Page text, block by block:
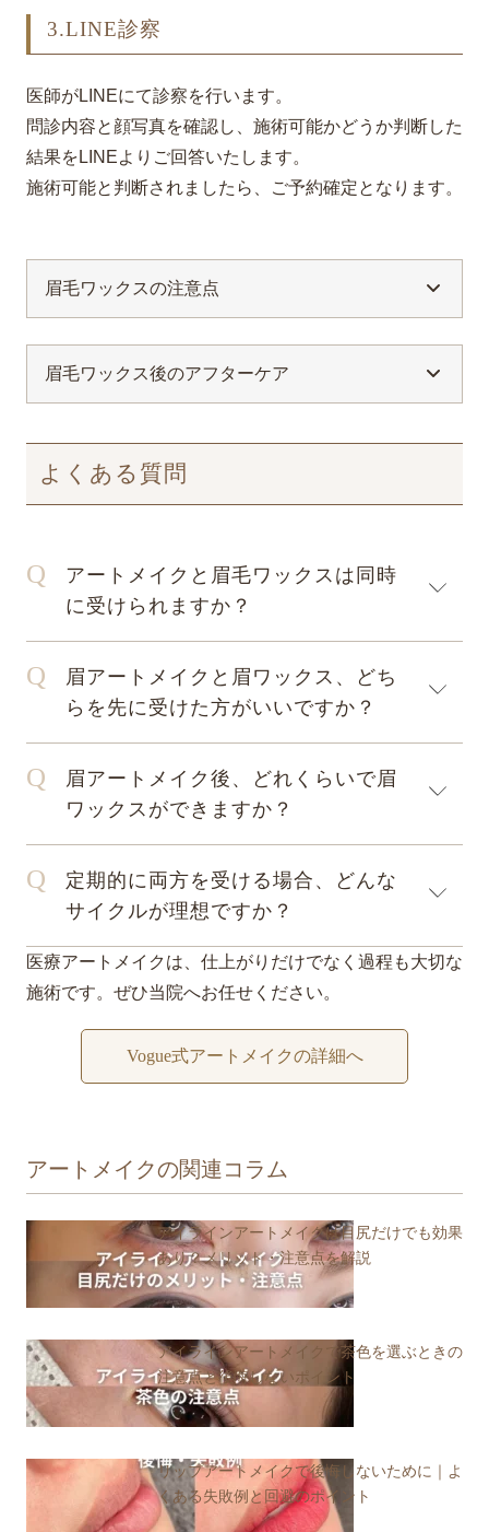
3.LINE診察
医師がLINEにて診察を行います。
問診内容と顔写真を確認し、施術可能かどうか判断した
結果をLINEよりご回答いたします。
施術可能と判断されましたら、ご予約確定となります。
眉毛ワックスの注意点
眉毛ワックス後のアフターケア
よくある質問
アートメイクと眉毛ワックスは同時
に受けられますか？
眉アートメイクと眉ワックス、どち
らを先に受けた方がいいですか？
眉アートメイク後、どれくらいで眉
ワックスができますか？
定期的に両方を受ける場合、どんな
サイクルが理想ですか？
医療アートメイクは、仕上がりだけでなく過程も大切な
施術です。ぜひ当院へお任せください。
Vogue式アートメイクの詳細へ
アートメイクの関連コラム
アイラインアートメイクは目尻だけでも効果
あり？メリット・注意点を解説
アイラインアートメイクで茶色を選ぶときの
注意点と後悔しないポイント
リップアートメイクで後悔しないために｜よ
くある失敗例と回避のポイント